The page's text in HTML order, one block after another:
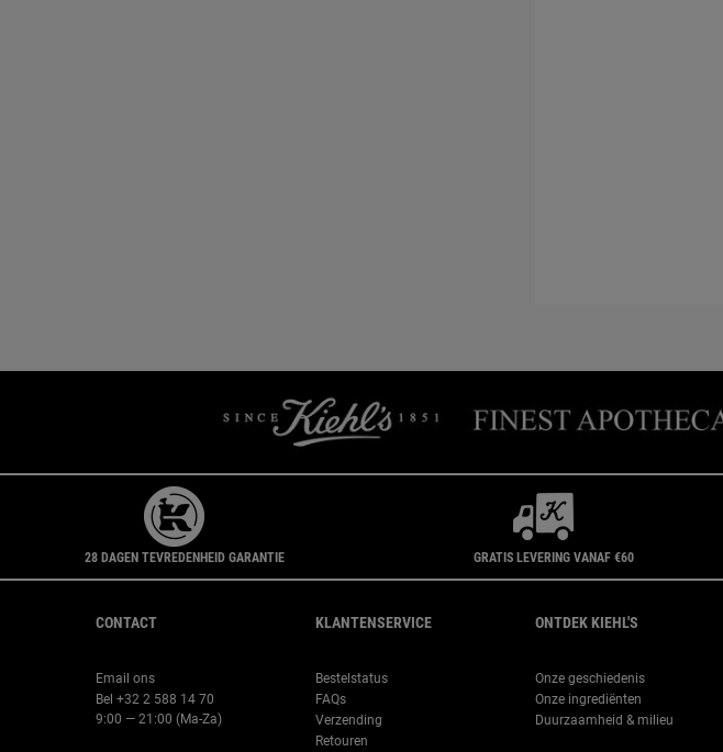
28 DAGEN TEVREDENHEID GARANTIE GRATIS LEVERING VANAF €60
CONTACT
Email ons
Bel +32 2 588 14 70
9:00 — 21:00 (Ma-Za)
KLANTENSERVICE
Bestelstatus
FAQs
Verzending
Retouren
ONTDEK KIEHL'S
Onze geschiedenis
Onze ingrediënten
Duurzaamheid & milieu